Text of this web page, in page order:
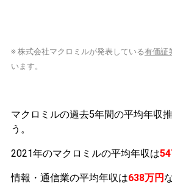
※ 株式会社マクロミルが発表している有価証
います。
マクロミルの過去5年間の平均年収
う。
2021年のマクロミルの平均年収は
情報・通信業の平均年収は638万円